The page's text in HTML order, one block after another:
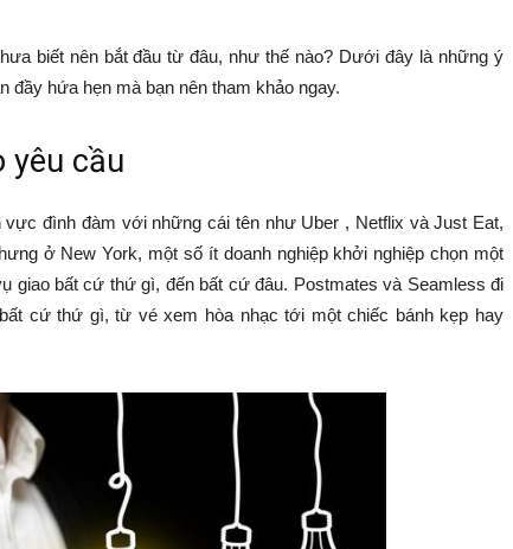
biết nên bắt đầu từ đâu, như thế nào? Dưới đây là những ý
đầy hứa hẹn mà bạn nên tham khảo ngay.
yêu cầu
đình đàm với những cái tên như Uber , Netflix và Just Eat,
ở New York, một số ít doanh nghiệp khởi nghiệp chọn một
giao bất cứ thứ gì, đến bất cứ đâu. Postmates và Seamless đi
cứ thứ gì, từ vé xem hòa nhạc tới một chiếc bánh kẹp hay